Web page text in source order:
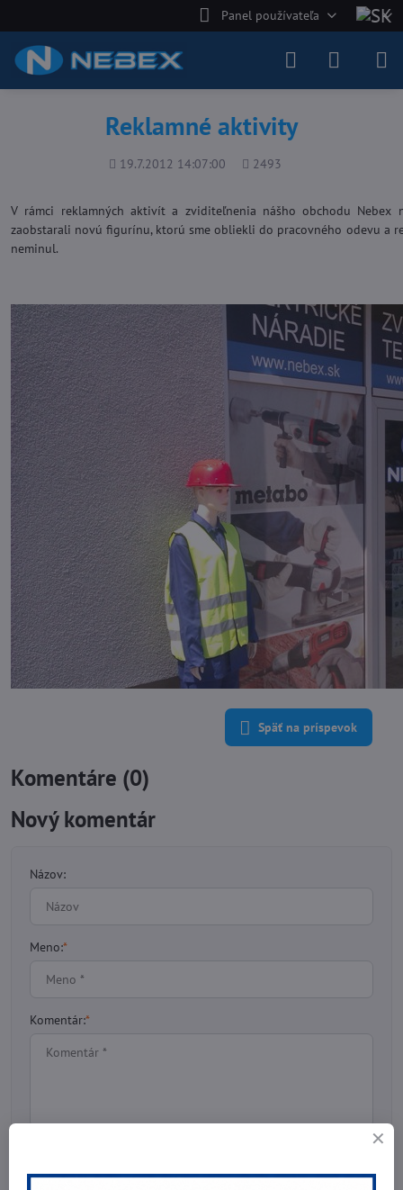
Panel používateľa
Reklamné aktivity
Pridané
19.7.2012 14:07:00
Počet
2493
V rámci reklamných aktivít a zviditeľnenia nášho obchodu Nebex
zaobstarali novú figurínu, ktorú sme obliekli do pracovného odevu a
neminul.
Späť na príspevok
Komentáre (0)
Nový komentár
Názov:
Meno:*
Komentár:*